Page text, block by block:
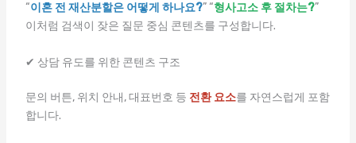
“이혼 전 재산분할은 어떻게 하나요?” “형사고소 후 절차는?”
이처럼 검색이 잦은 질문 중심 콘텐츠를 구성합니다.
✔ 상담 유도를 위한 콘텐츠 구조
문의 버튼, 위치 안내, 대표번호 등 전환 요소를 자연스럽게 포함
합니다.